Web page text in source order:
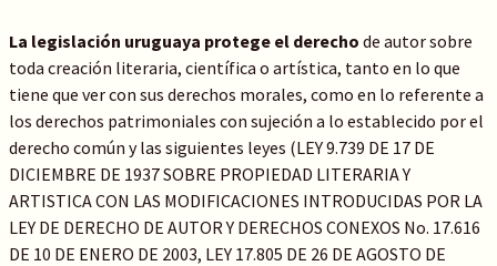
La legislación uruguaya protege el derecho de autor sobre
toda creación literaria, científica o artística, tanto en lo que
tiene que ver con sus derechos morales, como en lo referente a
los derechos patrimoniales con sujeción a lo establecido por el
derecho común y las siguientes leyes (LEY 9.739 DE 17 DE
DICIEMBRE DE 1937 SOBRE PROPIEDAD LITERARIA Y
ARTISTICA CON LAS MODIFICACIONES INTRODUCIDAS POR LA
LEY DE DERECHO DE AUTOR Y DERECHOS CONEXOS No. 17.616
DE 10 DE ENERO DE 2003, LEY 17.805 DE 26 DE AGOSTO DE